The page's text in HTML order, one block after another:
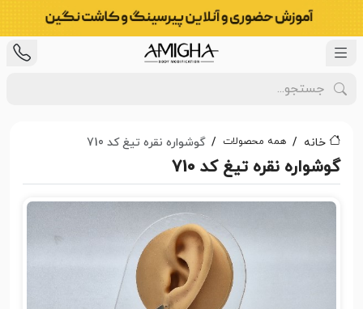
خانه همه محصولات گوشواره نقره تیغ کد 710
گوشواره نقره تیغ کد 710